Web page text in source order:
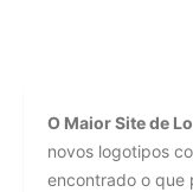
O Maior Site de
novos logotipos
encontrado o que